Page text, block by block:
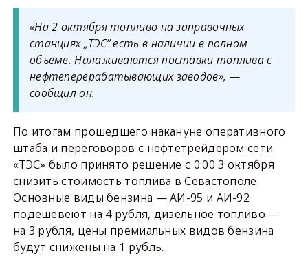
«На 2 октября топливо на заправочных
станциях „ТЭС” есть в наличии в полном
объёме. Налаживаются поставки топлива с
нефтеперерабатывающих заводов», —
сообщил он.
По итогам прошедшего накануне оперативного
штаба и переговоров с нефтетрейдером сети
«ТЭС» было принято решение с 0:00 3 октября
снизить стоимость топлива в Севастополе.
Основные виды бензина — АИ-95 и АИ-92
подешевеют на 4 рубля, дизельное топливо —
на 3 рубля, цены премиальных видов бензина
будут снижены на 1 рубль.